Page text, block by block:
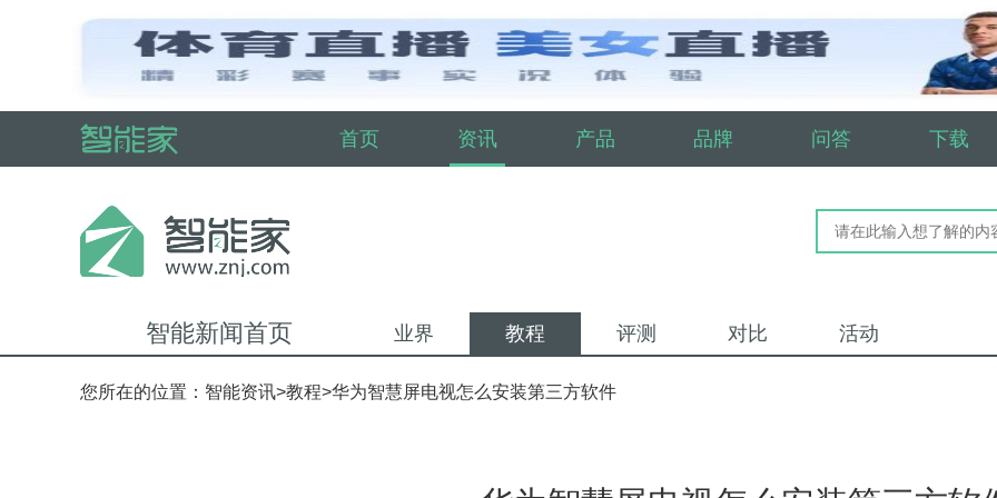
首页 资讯 产品 品牌 问答 下载
智能新闻首页 业界 教程 评测 对比 活动
您所在的位置： 智能资讯>教程>华为智慧屏电视怎么安装第三方软件